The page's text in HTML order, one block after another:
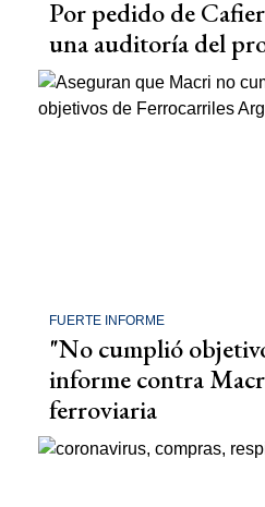
Por pedido de
una auditoría del
FUERTE INFORME
"No cumplió
informe contra
ferroviaria